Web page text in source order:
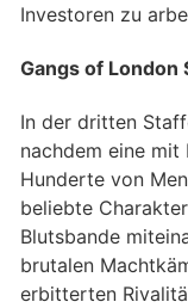
Investoren zu
Gangs of London
In der dritten
nachdem eine
Hunderte von
beliebte
Blutsbande
brutalen
erbitterten